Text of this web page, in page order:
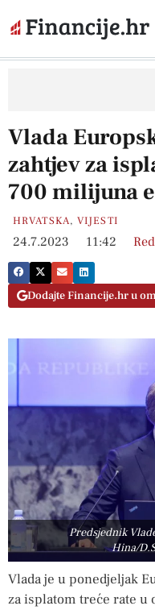
Vlada
zahtjev za
700 milijuna
HRVATSKA,VIJESTI
24.7.2023 11:42
Dodajte Financije.hr u
Predsjednik
Hina/
Vlada je u ponedjeljak
za isplatom treće rate u